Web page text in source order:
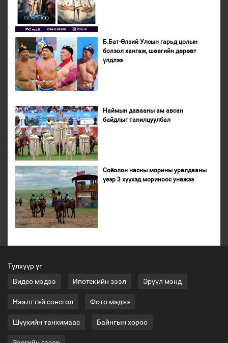
Б.Бат-Өлзий Улсын гарьд цолын
болзол хангаж, шөвгийн дөрөвт
үлдлээ
Наймын давааны ам авсан
байдлыг танилцуулбал
Соёолон насны морины уралдааны
үеэр 3 хүүхэд мориноос унажээ
Түлхүүр үг
Видео мэдээ
Ипотекийн зээл Эрүүл мэнд
Нээлттэй сонсгол Фото мэдээ
Шүүхийн танхимаас Байнгын хороо